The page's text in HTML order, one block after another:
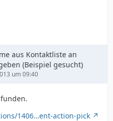
aus Kontaktliste an
(Beispiel gesucht)
um 09:40
1406…ent-action-pick